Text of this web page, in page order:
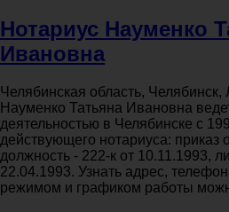
Нотариус Науменко
Ивановна
Челябинская область, Челябинск,
Науменко Татьяна Ивановна
деятельностью в Челябинске с
действующего нотариуса: приказ
должность - 222-к от 10.11.1993,
22.04.1993. Узнать адрес,
режимом и графиком работы